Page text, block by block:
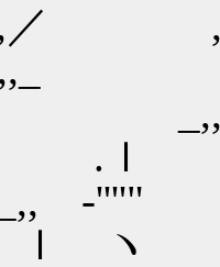
,
゛
.ｌ
_.
`-